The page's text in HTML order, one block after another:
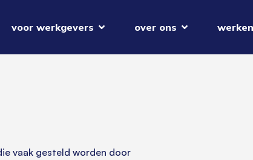
voor werkgevers over ons
vaak gesteld worden door